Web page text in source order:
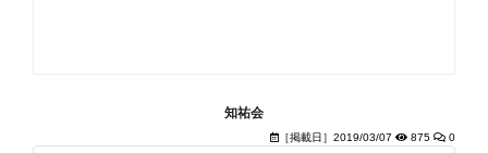
知祐会
［掲載日］2019/03/07 875 0